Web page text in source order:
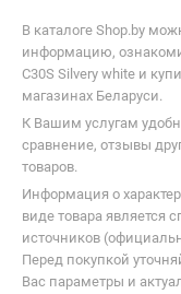
В каталоге Shop.by
информацию,
C30S Silvery white и
магазинах Беларуси.
К Вашим услугам
сравнение, отзывы
товаров.
Информация о
виде товара является
источников
Перед покупкой
Вас параметры и